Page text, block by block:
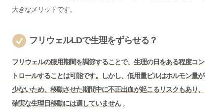
大きなメリットです。
フリウェルLDで生理をずらせる？
フリウェルの服用期間を調節することで、生理の日をある程度コン
トロールすることは可能です。しかし、低用量ピルはホルモン量が
少ないため、移動させた期間中に不正出血が起こるリスクもあり、
確実な生理日移動には適していません。